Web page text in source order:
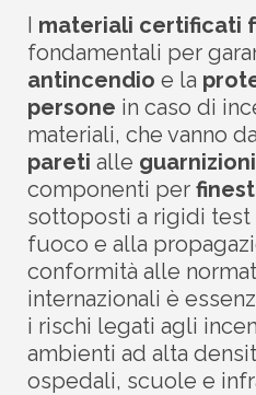
I materiali certificati
fondamentali per
antincendio e la
persone in caso di
materiali, che vanno
pareti alle guarnizioni
componenti per
sottoposti a rigidi test
fuoco e alla
conformità alle
internazionali è
i rischi legati agli
ambienti ad alta
ospedali, scuole e